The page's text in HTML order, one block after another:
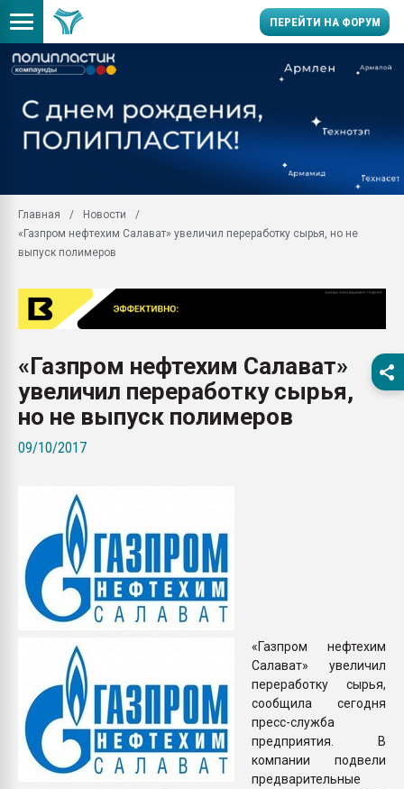
ПЕРЕЙТИ НА ФОРУМ
Вакуум-формовочные
28.07.2026
Всё, что касается
вакуумного
Продам отходы
поликарбоната и АБС-
Armaloy PC/ABS-1IM
Главная
Новости
«Газпром нефтехим Салават» увеличил переработку сырья, но не
выпуск полимеров
«Газпром нефтехим Салават»
увеличил переработку сырья,
но не выпуск полимеров
09/10/2017
«Газпром нефтехим
Салават» увеличил
переработку сырья,
сообщила сегодня
пресс-служба
предприятия. В
компании подвели
предварительные